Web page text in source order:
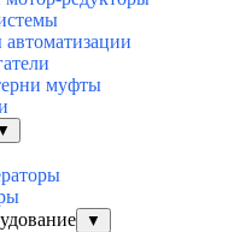
муфты
▼